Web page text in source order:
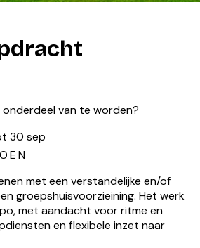
van te worden?
30 sep
met een verstandelijke en/of
groepshuisvoorzieining. Het werk
met aandacht voor ritme en
en flexibele inzet naar